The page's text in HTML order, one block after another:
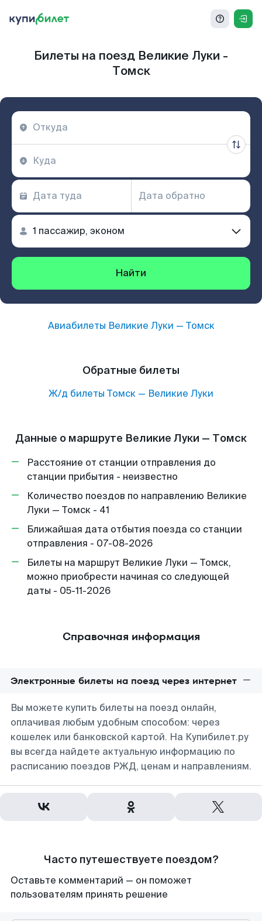
Билеты на поезд Великие Луки -
Томск
Найти
Авиабилеты Великие Луки — Томск
Обратные билеты
Ж/д билеты Томск — Великие Луки
Данные о маршруте Великие Луки — Томск
Расстояние от станции отправления до
станции прибытия - неизвестно
Количество поездов по направлению Великие
Луки — Томск - 41
Ближайшая дата отбытия поезда со станции
отправления - 07-08-2026
Билеты на маршрут Великие Луки — Томск,
можно приобрести начиная со следующей
даты - 05-11-2026
Справочная информация
Электронные билеты на поезд через интернет
Вы можете купить билеты на поезд онлайн,
оплачивая любым удобным способом: через
кошелек или банковской картой. На Купибилет.ру
вы всегда найдете актуальную информацию по
расписанию поездов РЖД, ценам и направлениям.
Часто путешествуете поездом?
Оставьте комментарий — он поможет
пользователям принять решение